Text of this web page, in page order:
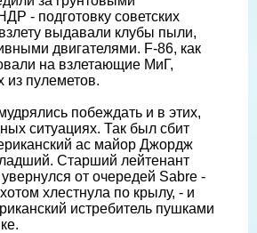
- подготовку советских
выдавали клубы пыли,
двигателями. F-86, как
на взлетающие МиГ,
из пулеметов.
побеждать и в этих,
ситуациях. Так был сбит
ас майор Джордж
Старший лейтенант
от очередей Sabre -
хлестнула по крылу, - и
истребитель пушками